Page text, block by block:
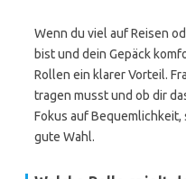
Wenn du viel auf Reisen
bist und dein Gepäck
Rollen ein klarer Vorteil.
tragen musst und ob dir
Fokus auf
gute Wahl.